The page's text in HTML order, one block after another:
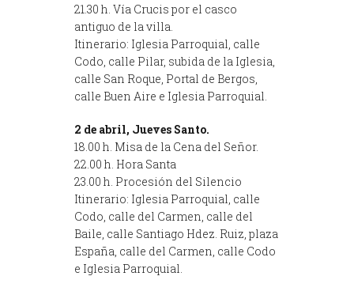
21.30 h. Vía Crucis por el casco
antiguo de la villa.
Itinerario: Iglesia Parroquial, calle
Codo, calle Pilar, subida de la Iglesia,
calle San Roque, Portal de Bergos,
calle Buen Aire e Iglesia Parroquial.
2 de abril, Jueves Santo.
18.00 h. Misa de la Cena del Señor.
22.00 h. Hora Santa
23.00 h. Procesión del Silencio
Itinerario: Iglesia Parroquial, calle
Codo, calle del Carmen, calle del
Baile, calle Santiago Hdez. Ruiz, plaza
España, calle del Carmen, calle Codo
e Iglesia Parroquial.